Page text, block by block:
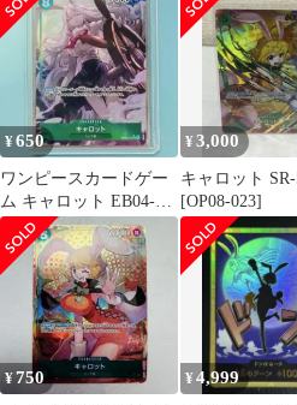
¥650
ワンピースカードゲー
ム キャロット EB04-
013 SR パラレル
¥3,000
キャロット SR-
[OP08-023]
¥750 ¥4,999